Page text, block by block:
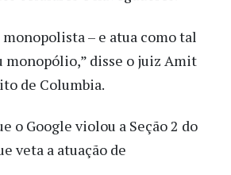
monopolista – e atua como tal
monopólio,” disse o juiz Amit
de Columbia.
o Google violou a Seção 2 do
veta a atuação de